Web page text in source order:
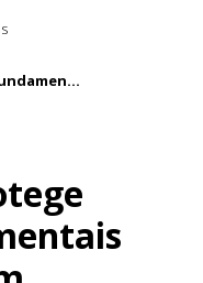
Projeto que protege direitos fundamentais das pessoas com deficiência avança em comissão